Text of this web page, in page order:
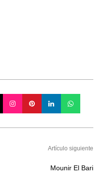
Artículo siguiente
Mounir El Bari